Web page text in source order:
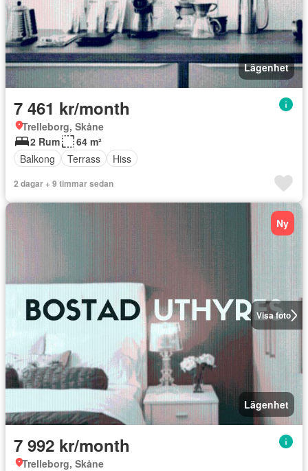
Lägenhet
7 461 kr/month
Trelleborg, Skåne
2 Rum
64 m²
Balkong
Terrass Hiss
2 dagar + 9 timmar sedan
Visa foto
Ny
Lägenhet
7 992 kr/month
Trelleborg, Skåne